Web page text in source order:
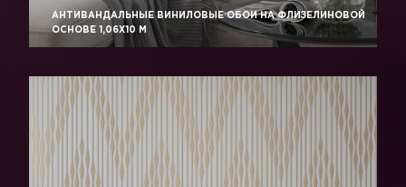
АНТИВАНДАЛЬНЫЕ ВИНИЛОВЫЕ ОБОИ НА ФЛИЗЕЛИНОВОЙ
ОСНОВЕ 1,06Х10 М